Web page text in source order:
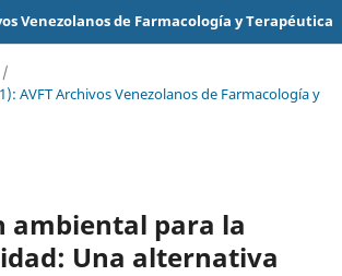
Venezolanos de Farmacología y Terapéutica
/
AVFT Archivos Venezolanos de Farmacología y
ambiental para la
Una alternativa